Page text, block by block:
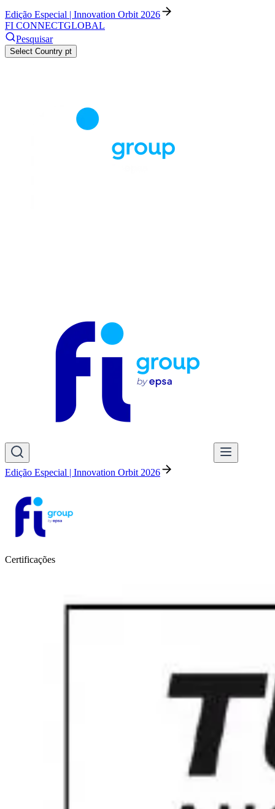
Edição Especial | Innovation Orbit 2026
FI CONNECTGLOBAL
Pesquisar
Select Country pt
Edição Especial | Innovation Orbit 2026
Certificações